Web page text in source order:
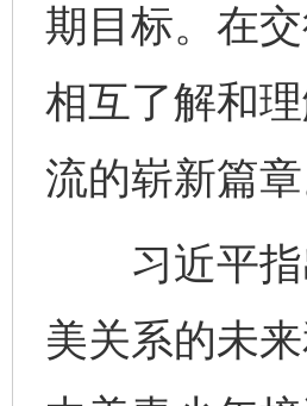
期目标。在
相互了解和
流的崭新篇章
习近平指
美关系的未